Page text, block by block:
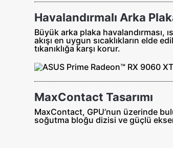
Havalandırmalı Arka
Büyük arka plaka havalandırması,
akışı en uygun sıcaklıkların elde
tıkanıklığa karşı korur.
MaxContact Tasarımı
MaxContact, GPU’nun üzerinde
soğutma bloğu dizisi ve güçlü